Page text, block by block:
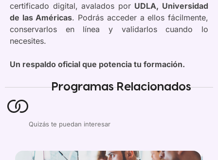
certificado digital, avalados por UDLA, Universidad
de las Américas. Podrás acceder a ellos fácilmente,
conservarlos en línea y validarlos cuando lo
necesites.
Un respaldo oficial que potencia tu formación.
Programas Relacionados
Quizás te puedan interesar